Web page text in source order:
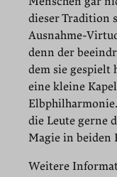
dieser Tradition
Ausnahme-
denn der
dem sie
eine kleine
die Leute gerne
Magie in beiden
Weitere